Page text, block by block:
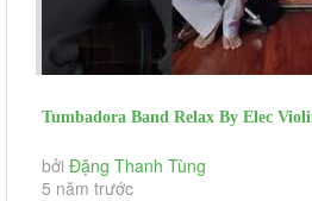
Tumbadora Band Relax By Elec
Nghin Trung Xa Cach...
bởi Đặng Thanh Tùng
5 năm trước